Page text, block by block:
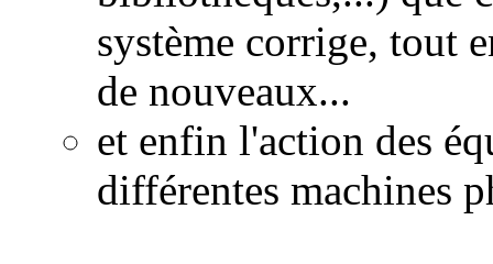
système corrige, tout
de nouveaux...
et enfin l'action des
différentes machines